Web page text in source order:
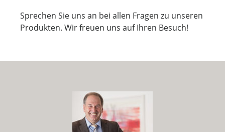
Sprechen Sie uns an bei allen Fragen zu unseren
Produkten. Wir freuen uns auf Ihren Besuch!